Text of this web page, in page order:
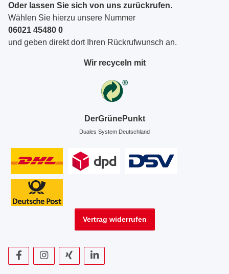
Oder lassen Sie sich von uns zurückrufen.
Wählen Sie hierzu unsere Nummer
06021 45480 0
und geben direkt dort Ihren Rückrufwunsch an.
Wir recyceln mit
DerGrünePunkt
Duales System Deutschland
Vertrag widerrufen